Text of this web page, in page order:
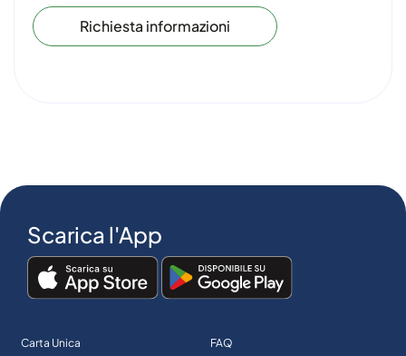
Richiesta informazioni
Scarica l'App
Carta Unica
FAQ